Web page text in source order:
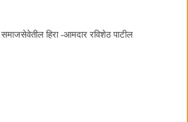
हिरा -आमदार रविशेठ पाटील